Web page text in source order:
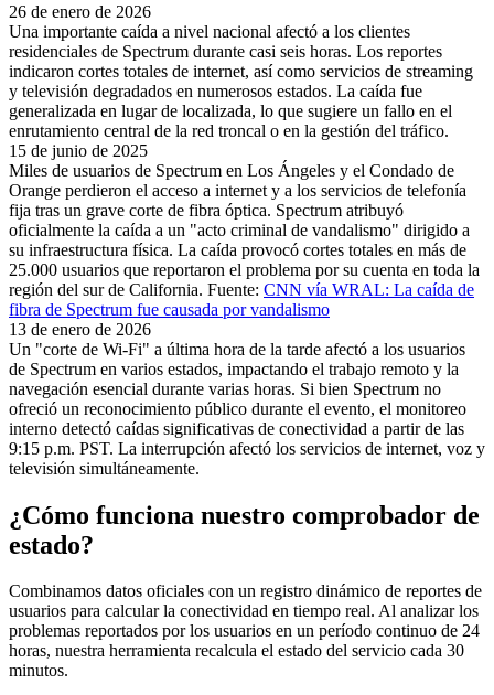
26 de enero de 2026
Una importante caída a nivel nacional afectó a los clientes
residenciales de Spectrum durante casi seis horas. Los reportes
indicaron cortes totales de internet, así como servicios de streaming
y televisión degradados en numerosos estados. La caída fue
generalizada en lugar de localizada, lo que sugiere un fallo en el
enrutamiento central de la red troncal o en la gestión del tráfico.
15 de junio de 2025
Miles de usuarios de Spectrum en Los Ángeles y el Condado de
Orange perdieron el acceso a internet y a los servicios de telefonía
fija tras un grave corte de fibra óptica. Spectrum atribuyó
oficialmente la caída a un "acto criminal de vandalismo" dirigido a
su infraestructura física. La caída provocó cortes totales en más de
25.000 usuarios que reportaron el problema por su cuenta en toda la
región del sur de California. Fuente: CNN vía WRAL: La caída de
fibra de Spectrum fue causada por vandalismo
13 de enero de 2026
Un "corte de Wi-Fi" a última hora de la tarde afectó a los usuarios
de Spectrum en varios estados, impactando el trabajo remoto y la
navegación esencial durante varias horas. Si bien Spectrum no
ofreció un reconocimiento público durante el evento, el monitoreo
interno detectó caídas significativas de conectividad a partir de las
9:15 p.m. PST. La interrupción afectó los servicios de internet, voz y
televisión simultáneamente.
¿Cómo funciona nuestro comprobador de
estado?
Combinamos datos oficiales con un registro dinámico de reportes de
usuarios para calcular la conectividad en tiempo real. Al analizar los
problemas reportados por los usuarios en un período continuo de 24
horas, nuestra herramienta recalcula el estado del servicio cada 30
minutos.